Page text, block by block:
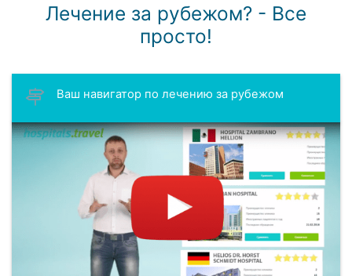
Лечение за рубежом? - Все
просто!
Ваш навигатор по лечению за рубежом